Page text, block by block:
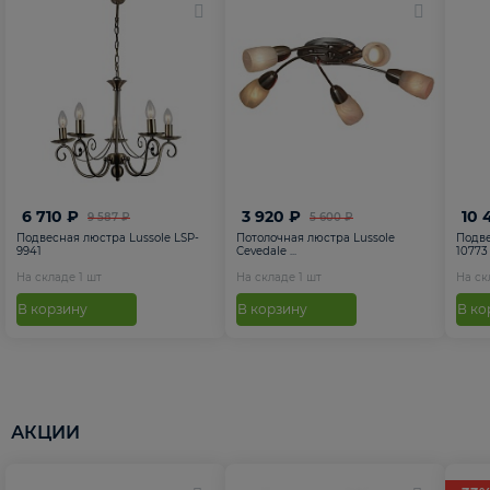
9 587 ₽
6 710 ₽
Подвесная люстра Lussole LSP-
9941
На складе 1 шт
В корзину
5 600 ₽
3 920 ₽
Потолочная люстра Lussole
Cevedale ...
На складе 1 шт
В корзину
10
10773
На
В
АКЦИИ